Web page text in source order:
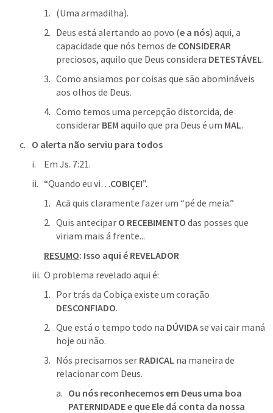
(Uma armadilha).
Deus está alertando ao povo (e a nós) aqui, a
capacidade que nós temos de CONSIDERAR
preciosos, aquilo que Deus considera DETESTÁVEL.
Como ansiamos por coisas que são abomináveis
aos olhos de Deus.
Como temos uma percepção distorcida, de
considerar BEM aquilo que pra Deus é um MAL.
O alerta não serviu para todos
Em Js. 7:21.
“Quando eu vi…COBIÇEI”.
Acã quis claramente fazer um “pé de meia.”
Quis antecipar O RECEBIMENTO das posses que
viriam mais á frente...
RESUMO: Isso aqui é REVELADOR
O problema revelado aqui é:
DESCONFIADO.
Que está o tempo todo na DÚVIDA se vai cair maná
hoje ou não.
Nós precisamos ser RADICAL na maneira de
relacionar com Deus.
Ou nós reconhecemos em Deus uma boa
PATERNIDADE e que Ele dá conta da nossa